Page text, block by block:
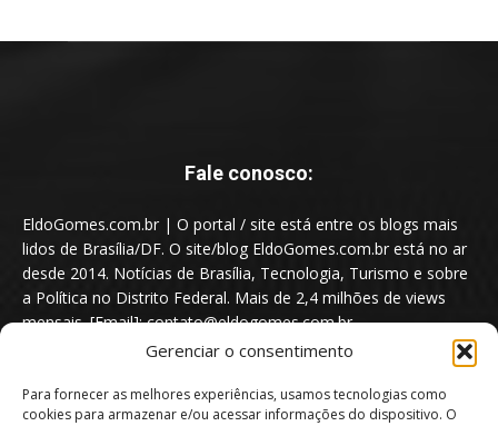
Gerenciar o consentimento
Para fornecer as melhores experiências, usamos tecnologias como
cookies para armazenar e/ou acessar informações do dispositivo. O
Fale conosco:
EldoGomes.com.br | O portal / site está entre os blogs mais
lidos de Brasília/DF. O site/blog EldoGomes.com.br está no ar
desde 2014. Notícias de Brasília, Tecnologia, Turismo e sobre
a Política no Distrito Federal. Mais de 2,4 milhões de views
mensais. [Email]: contato@eldogomes.com.br